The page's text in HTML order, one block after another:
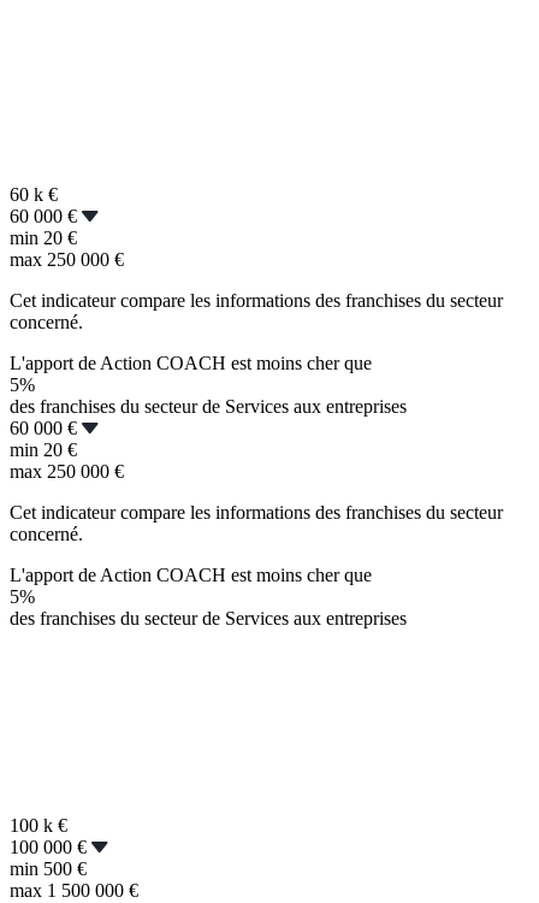
60 k €
60 000 €
min 20 €
max 250 000 €
Cet indicateur compare les informations des franchises du secteur
concerné.
L'apport de Action COACH est moins cher que
5%
des franchises du secteur de Services aux entreprises
60 000 €
min 20 €
max 250 000 €
Cet indicateur compare les informations des franchises du secteur
concerné.
L'apport de Action COACH est moins cher que
5%
des franchises du secteur de Services aux entreprises
100 k €
100 000 €
min 500 €
max 1 500 000 €